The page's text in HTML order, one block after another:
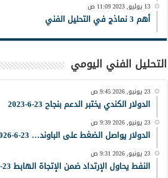
13 يوليو, 2023 11:09 ص
أهم 3 نماذج في التحليل الفني
التحليل الفني اليومي
23 يونيو, 2026 9:45 ص
الدولار الكندي يختبر الدعم بنجاح 23-6-2023
23 يونيو, 2026 9:39 ص
الدولار يواصل الضغط على الباوند… 23-6-2026
23 يونيو, 2026 9:31 ص
النفط يحاول الإرتداد ضمن الإتجاة الهابط 23-6-2026